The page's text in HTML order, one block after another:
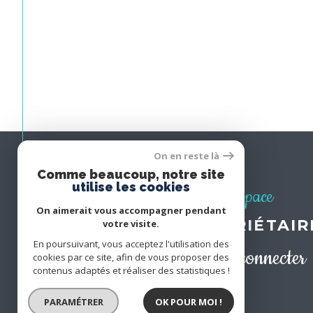
Espace
Se connecter
On en reste là
Comme beaucoup, notre site
utilise les cookies
On aimerait vous accompagner pendant
votre visite.
En poursuivant, vous acceptez l'utilisation des
cookies par ce site, afin de vous proposer des
contenus adaptés et réaliser des statistiques !
PARAMÉTRER OK POUR MOI !